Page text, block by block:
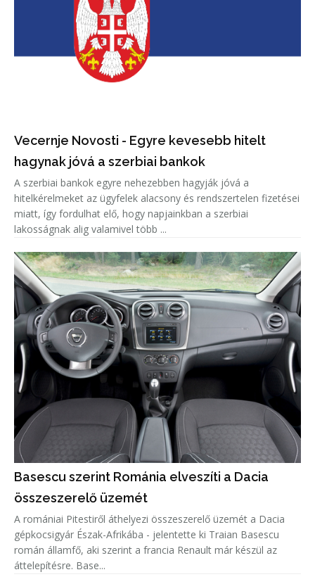
Vecernje Novosti - Egyre kevesebb hitelt
hagynak jóvá a szerbiai bankok
A szerbiai bankok egyre nehezebben hagyják jóvá a
hitelkérelmeket az ügyfelek alacsony és rendszertelen fizetései
miatt, így fordulhat elő, hogy napjainkban a szerbiai
lakosságnak alig valamivel több ...
Basescu szerint Románia elveszíti a Dacia
összeszerelő üzemét
A romániai Pitestiről áthelyezi összeszerelő üzemét a Dacia
gépkocsigyár Észak-Afrikába - jelentette ki Traian Basescu
román államfő, aki szerint a francia Renault már készül az
áttelepítésre. Base...